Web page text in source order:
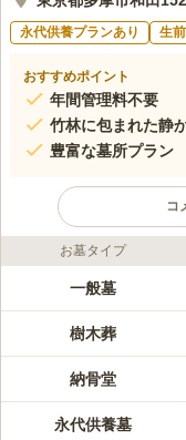
永代供養プランあり 生
おすすめポイント
年間管理料不要
竹林に包まれた静
豊富な墓所プラン
コ
ライフドット編集部のコメ
かぐや霊園は、
永代供養付き樹
中央に植えて、
代供養付き墓地
お花や線香が手
たモニュメント
この霊園はまだ誰からも
お墓タイプ
一般墓
樹木葬
納骨堂
永代供養墓